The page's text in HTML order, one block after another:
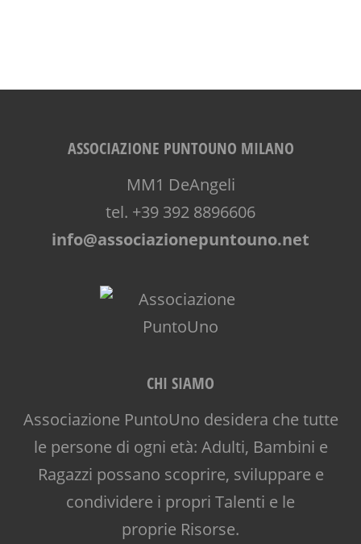
ASSOCIAZIONE PUNTOUNO MILANO
MM1 DeAngeli
tel. +39 392 8896606
info@associazionepuntouno.net
CHI SIAMO
Associazione PuntoUno desidera che tutte
le persone di ogni età: Adulti, Bambini e
Ragazzi possano scoprire, sviluppare e
condividere i propri Talenti e le
proprie Risorse.